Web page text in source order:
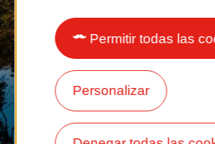
Permitir todas las
Personalizar